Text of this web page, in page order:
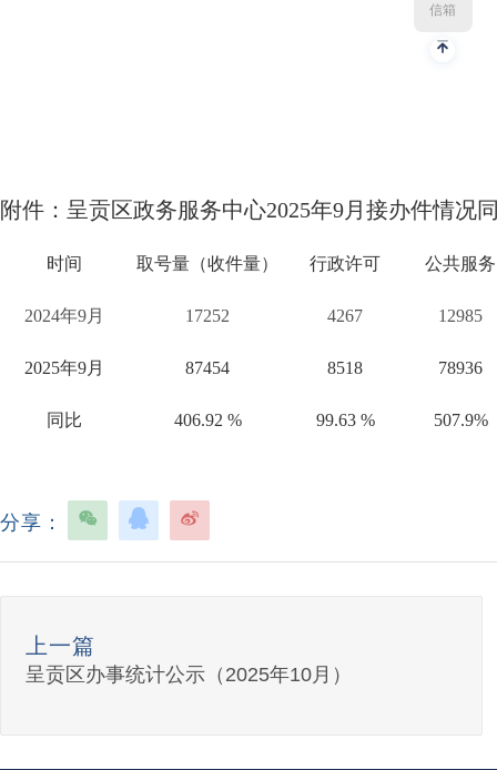
信箱
附件 ：呈贡区政务服务中心2025年9月接办件情况
时间 取号量（收件量） 行政许可 公共服务
2024年9月 17252 4267 12985
2025年9月 87454 8518 78936
同比 406.92 % 99.63 % 507.9%
分享：
上一篇
呈贡区办事统计公示（2025年10月）